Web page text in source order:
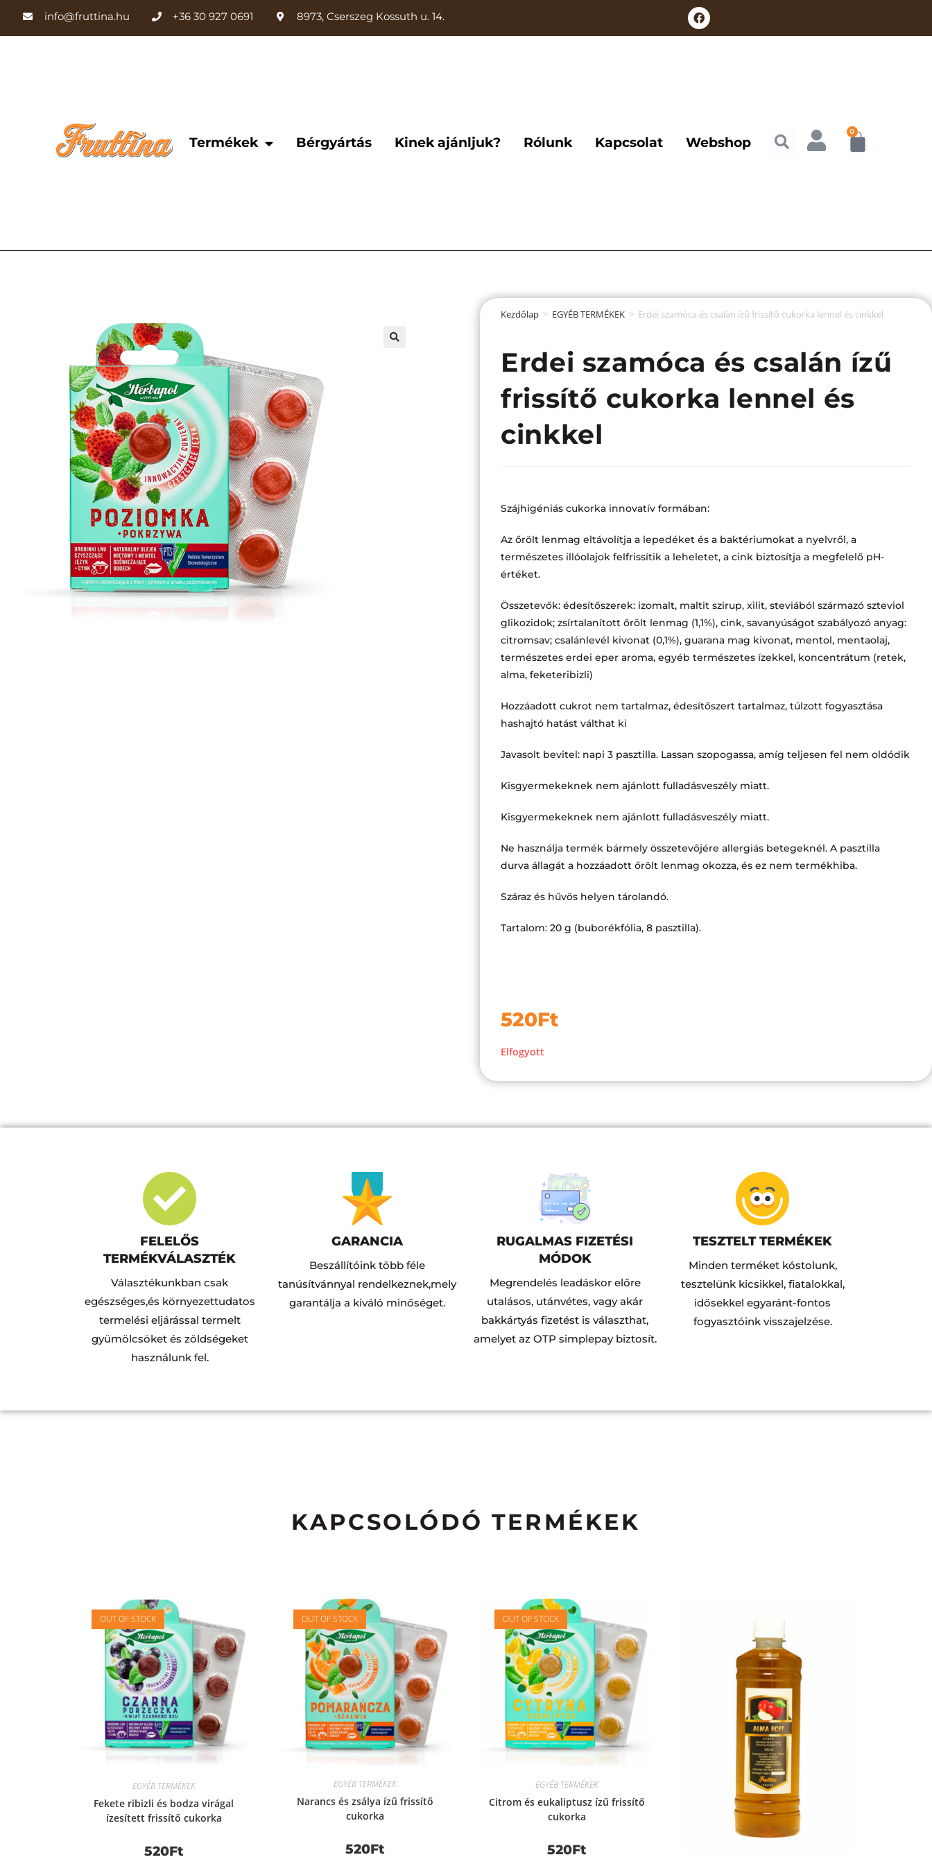
info@fruttina.hu +36 30 927 0691 8973, Cserszeg Kossuth u. 14.
Termékek Bérgyártás Kinek ajánljuk? Rólunk Kapcsolat Webshop
0
Kezdőlap > EGYÉB TERMÉKEK > Erdei szamóca és csalán ízű frissítő cukorka lennel és cinkkel
Erdei szamóca és csalán ízű
frissítő cukorka lennel és
cinkkel
Szájhigéniás cukorka innovatív formában:
Az őrölt lenmag eltávolítja a lepedéket és a baktériumokat a nyelvről, a
természetes illóolajok felfrissítik a leheletet, a cink biztosítja a megfelelő pH-
értéket.
Összetevők: édesítőszerek: izomalt, maltit szirup, xilit, steviából származó szteviol
glikozidok; zsírtalanított őrölt lenmag (1,1%), cink, savanyúságot szabályozó anyag:
citromsav; csalánlevél kivonat (0,1%), guarana mag kivonat, mentol, mentaolaj,
természetes erdei eper aroma, egyéb természetes ízekkel, koncentrátum (retek,
alma, feketeribizli)
Hozzáadott cukrot nem tartalmaz, édesítőszert tartalmaz, túlzott fogyasztása
hashajtó hatást válthat ki
Javasolt bevitel: napi 3 pasztilla. Lassan szopogassa, amíg teljesen fel nem oldódik
Kisgyermekeknek nem ajánlott fulladásveszély miatt.
Kisgyermekeknek nem ajánlott fulladásveszély miatt.
Ne használja termék bármely összetevőjére allergiás betegeknél. A pasztilla
durva állagát a hozzáadott őrölt lenmag okozza, és ez nem termékhiba.
Száraz és hűvös helyen tárolandó.
Tartalom: 20 g (buborékfólia, 8 pasztilla).
520Ft
Elfogyott
FELELŐS
TERMÉKVÁLASZTÉK
Választékunkban csak
egészséges,és környezettudatos
termelési eljárással termelt
gyümölcsöket és zöldségeket
használunk fel.
GARANCIA
Beszállítóink több féle
tanúsítvánnyal rendelkeznek,mely
garantálja a kiváló minőséget.
RUGALMAS FIZETÉSI
MÓDOK
Megrendelés leadáskor előre
utalásos, utánvétes, vagy akár
bakkártyás fizetést is választhat,
amelyet az OTP simplepay biztosít.
TESZTELT TERMÉKEK
Minden terméket kóstolunk,
tesztelünk kicsikkel, fiatalokkal,
idősekkel egyaránt-fontos
fogyasztóink visszajelzése.
KAPCSOLÓDÓ TERMÉKEK
OUT OF STOCK
EGYÉB TERMÉKEK
Fekete ribizli és bodza virágal
ízesített frissítő cukorka
520Ft
OUT OF STOCK
EGYÉB TERMÉKEK
Narancs és zsálya ízű frissítő
cukorka
520Ft
OUT OF STOCK
EGYÉB TERMÉKEK
Citrom és eukaliptusz ízű frissítő
cukorka
520Ft